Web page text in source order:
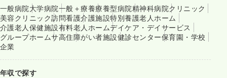
一般病院大学病院一般＋療養療養型病院精神科病院クリニック
美容クリニック訪問看護介護施設特別養護老人ホーム
介護老人保健施設有料老人ホームデイケア・デイサービス
グループホームサ高住障がい者施設健診センター保育園・学校
企業
年収で探す